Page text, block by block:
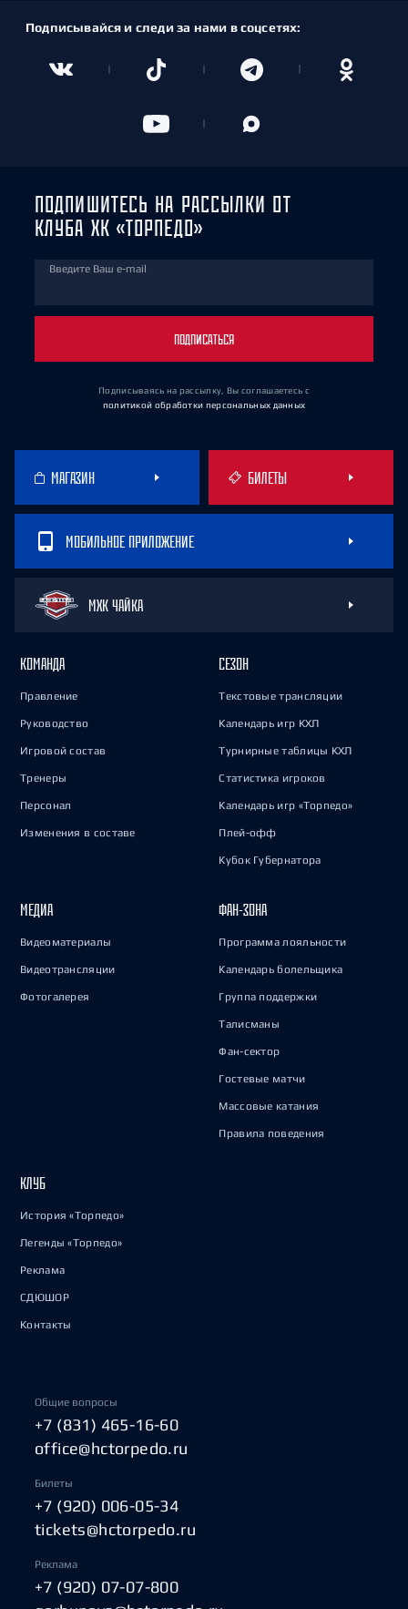
Подписывайся и следи за нами в соцсетях:
ПОДПИШИТЕСЬ НА РАССЫЛКИ ОТ
КЛУБА ХК «ТОРПЕДО»
Введите Ваш e-mail
ПОДПИСАТЬСЯ
Подписываясь на рассылку, Вы соглашаетесь с
политикой обработки персональных данных
МАГАЗИН БИЛЕТЫ
МОБИЛЬНОЕ ПРИЛОЖЕНИЕ
МХК ЧАЙКА
КОМАНДА
Правление
Руководство
Игровой состав
Тренеры
Персонал
Изменения в составе
СЕЗОН
Текстовые трансляции
Календарь игр КХЛ
Турнирные таблицы КХЛ
Статистика игроков
Календарь игр «Торпедо»
Плей-офф
Кубок Губернатора
МЕДИА
Видеоматериалы
Видеотрансляции
Фотогалерея
ФАН-ЗОНА
Программа лояльности
Календарь болельщика
Группа поддержки
Талисманы
Фан-сектор
Гостевые матчи
Массовые катания
Правила поведения
КЛУБ
История «Торпедо»
Легенды «Торпедо»
Реклама
СДЮШОР
Контакты
Общие вопросы
+7 (831) 465-16-60
office@hctorpedo.ru
Билеты
+7 (920) 006-05-34
tickets@hctorpedo.ru
Реклама
+7 (920) 07-07-800